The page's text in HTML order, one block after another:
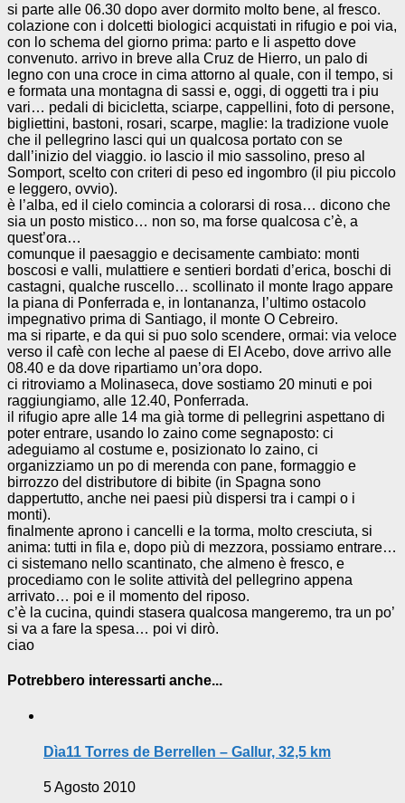
si parte alle 06.30 dopo aver dormito molto bene, al fresco.
colazione con i dolcetti biologici acquistati in rifugio e poi via,
con lo schema del giorno prima: parto e li aspetto dove
convenuto. arrivo in breve alla Cruz de Hierro, un palo di
legno con una croce in cima attorno al quale, con il tempo, si
e formata una montagna di sassi e, oggi, di oggetti tra i piu
vari… pedali di bicicletta, sciarpe, cappellini, foto di persone,
bigliettini, bastoni, rosari, scarpe, maglie: la tradizione vuole
che il pellegrino lasci qui un qualcosa portato con se
dall’inizio del viaggio. io lascio il mio sassolino, preso al
Somport, scelto con criteri di peso ed ingombro (il piu piccolo
e leggero, ovvio).
è l’alba, ed il cielo comincia a colorarsi di rosa… dicono che
sia un posto mistico… non so, ma forse qualcosa c’è, a
quest’ora…
comunque il paesaggio e decisamente cambiato: monti
boscosi e valli, mulattiere e sentieri bordati d’erica, boschi di
castagni, qualche ruscello… scollinato il monte Irago appare
la piana di Ponferrada e, in lontananza, l’ultimo ostacolo
impegnativo prima di Santiago, il monte O Cebreiro.
ma si riparte, e da qui si puo solo scendere, ormai: via veloce
verso il cafè con leche al paese di El Acebo, dove arrivo alle
08.40 e da dove ripartiamo un’ora dopo.
ci ritroviamo a Molinaseca, dove sostiamo 20 minuti e poi
raggiungiamo, alle 12.40, Ponferrada.
il rifugio apre alle 14 ma già torme di pellegrini aspettano di
poter entrare, usando lo zaino come segnaposto: ci
adeguiamo al costume e, posizionato lo zaino, ci
organizziamo un po di merenda con pane, formaggio e
birrozzo del distributore di bibite (in Spagna sono
dappertutto, anche nei paesi più dispersi tra i campi o i
monti).
finalmente aprono i cancelli e la torma, molto cresciuta, si
anima: tutti in fila e, dopo più di mezzora, possiamo entrare…
ci sistemano nello scantinato, che almeno è fresco, e
procediamo con le solite attività del pellegrino appena
arrivato… poi e il momento del riposo.
c’è la cucina, quindi stasera qualcosa mangeremo, tra un po’
si va a fare la spesa… poi vi dirò.
ciao
Potrebbero interessarti anche...
Dìa11 Torres de Berrellen – Gallur, 32,5 km
5 Agosto 2010